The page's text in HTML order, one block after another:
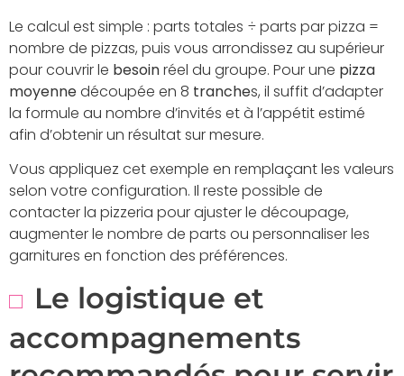
Le calcul est simple : parts totales ÷ parts par pizza =
nombre de pizzas, puis vous arrondissez au supérieur
pour couvrir le besoinréel du groupe. Pour une pizza
moyennedécoupée en 8 tranches, il suffit d’adapter
la formule au nombre d’invités et à l’appétit estimé
afin d’obtenir un résultat sur mesure.
Vous appliquez cet exemple en remplaçant les valeurs
selon votre configuration. Il reste possible de
contacter la pizzeria pour ajuster le découpage,
augmenter le nombre de parts ou personnaliser les
garnitures en fonction des préférences.
Le logistique et
accompagnements